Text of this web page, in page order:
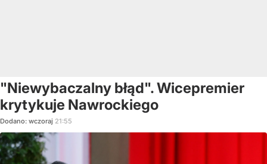
"Niewybaczalny błąd". Wicepremier
krytykuje Nawrockiego
Dodano: wczoraj 21:55